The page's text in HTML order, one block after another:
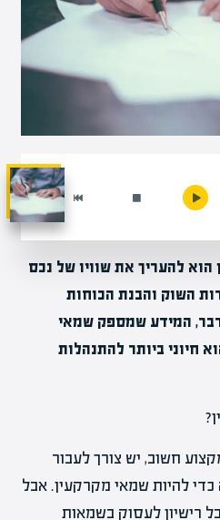
להעריך את שוויו של נכס
השוק והבנת הכוחות
המידע שמספק שמאי
חיוני ביותר להתנהלות
חשוב, יש צורך לעבור
להיות שמאי מקרקעין. אבל
רישיון לעסוק בשמאות